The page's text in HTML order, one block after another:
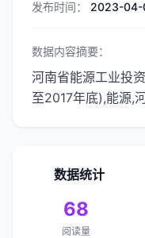
发布时间： 2023-04-
数据内容摘要：
河南省能源工业投
至2017年底),能源,
数据统计
68
阅读量